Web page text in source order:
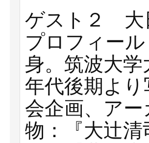
ゲスト２ 大
プロフィー
身。筑波大
年代後期よ
会企画、ア
物：『大辻